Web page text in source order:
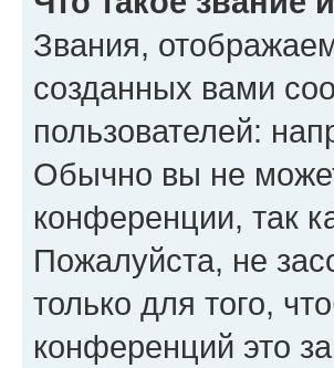
Звания,
созданных вами
пользователей:
Обычно вы не
конференции, так
Пожалуйста, не
только для того,
конференций это